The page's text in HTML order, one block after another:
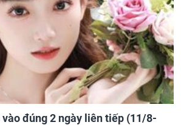
đúng 2 ngày liên tiếp (11/8-